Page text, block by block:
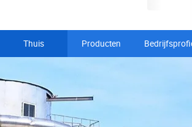
Thuis Producten